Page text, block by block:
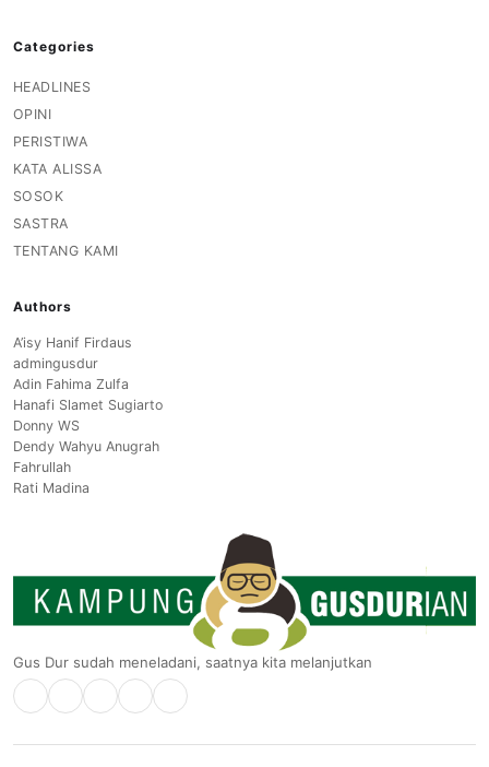
Categories
HEADLINES
OPINI
PERISTIWA
KATA ALISSA
SOSOK
SASTRA
TENTANG KAMI
Authors
A’isy Hanif Firdaus
admingusdur
Adin Fahima Zulfa
Hanafi Slamet Sugiarto
Donny WS
Dendy Wahyu Anugrah
Fahrullah
Rati Madina
Gus Dur sudah meneladani, saatnya kita melanjutkan